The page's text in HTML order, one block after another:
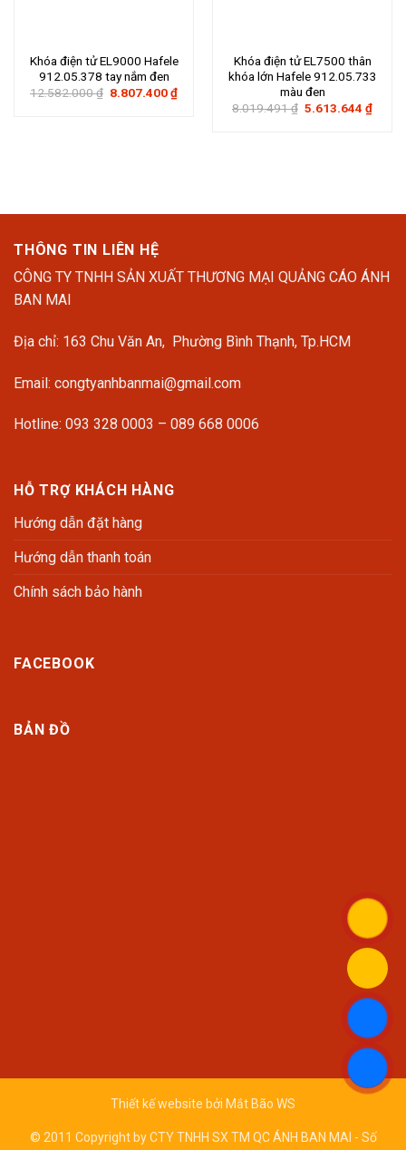
Khóa điện tử EL9000 Hafele
912.05.378 tay nắm đen
12.582.000₫ Giá
8.807.400₫Giá
Khóa điện tử EL7500 thân
khóa lớn Hafele 912.05.733
màu đen
8.019.491₫ Giá
5.613.644₫Giá
THÔNG TIN LIÊN HỆ
CÔNG TY TNHH SẢN XUẤT THƯƠNG MẠI QUẢNG CÁO ÁNH
BAN MAI
Địa chỉ: 163 Chu Văn An, Phường Bình Thạnh, Tp.HCM
Email: congtyanhbanmai@gmail.com
Hotline: 093 328 0003 – 089 668 0006
HỖ TRỢ KHÁCH HÀNG
Hướng dẫn đặt hàng
Hướng dẫn thanh toán
Chính sách bảo hành
FACEBOOK
BẢN ĐỒ
Thiết kế website bởi Mắt Bão WS
© 2011 Copyright by CTY TNHH SX TM QC ÁNH BAN MAI - Số